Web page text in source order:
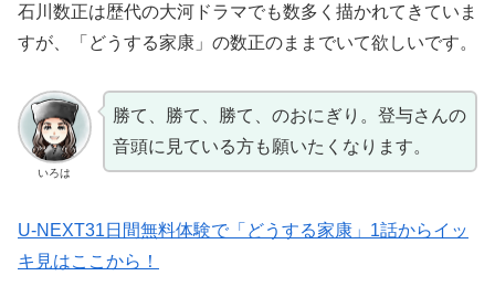
石川数正は歴代の大河ドラマでも数多く描かれてきていま
すが、「どうする家康」の数正のままでいて欲しいです。
いろは
勝て、勝て、勝て、のおにぎり。登与さんの
音頭に見ている方も願いたくなります。
U-NEXT31日間無料体験で「どうする家康」1話からイッ
キ見はここから！